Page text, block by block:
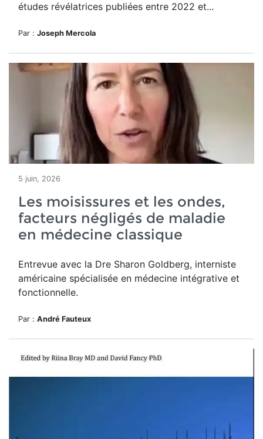
études révélatrices publiées entre 2022 et...
Par : Joseph Mercola
5 juin, 2026
Les moisissures et les ondes,
facteurs négligés de maladie
en médecine classique
Entrevue avec la Dre Sharon Goldberg, interniste
américaine spécialisée en médecine intégrative et
fonctionnelle.
Par : André Fauteux